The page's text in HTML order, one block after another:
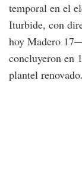
temporal en el
Iturbide, con
hoy Madero
concluyeron en
plantel renovado.